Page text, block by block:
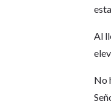
Al
No